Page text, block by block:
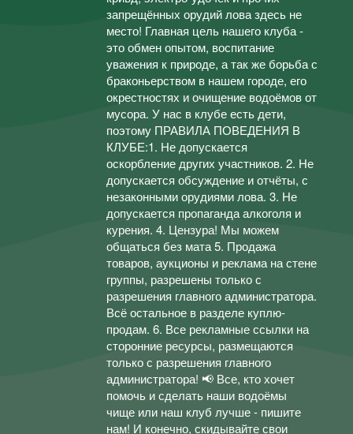
запрещённых орудий лова здесь не
место! Главная цель нашего клуба -
это обмен опытом, воспитание
уважения к природе, а так же борьба с
браконьерством в нашем городе, его
окрестностях и очищение водоёмов от
мусора. У нас в клубе есть дети,
поэтому ПРАВИЛА ПОВЕДЕНИЯ В
КЛУБЕ:1. Не допускается
оскорбление других участников. 2. Не
допускается обсуждение и отчёты, с
незаконными орудиями лова. 3. Не
допускается пропаганда алкоголя и
курения. 4. Цензура! Мы можем
общаться без мата 5. Продажа
товаров, аукционы и реклама на стене
группы, разрешены только с
разрешения главного администратора.
Всё остальное в разделе куплю-
продам. 6. Все рекламные ссылки на
сторонние ресурсы, размещаются
только с разрешения главного
администратора! 📢 Все, кто хочет
помочь и сделать наши водоёмы
чище или наш клуб лучше - пишите
нам! И конечно, скидывайте свои